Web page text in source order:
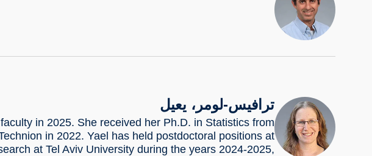
ترافيس-لومر، يعيل
in 2025. She received her Ph.D. in Statistics from
in 2022. Yael has held postdoctoral positions at
at Tel Aviv University during the years 2024-2025,